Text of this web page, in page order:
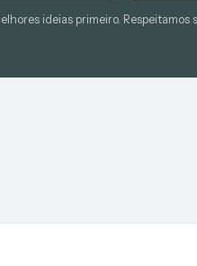
ideias primeiro. Respeitamos